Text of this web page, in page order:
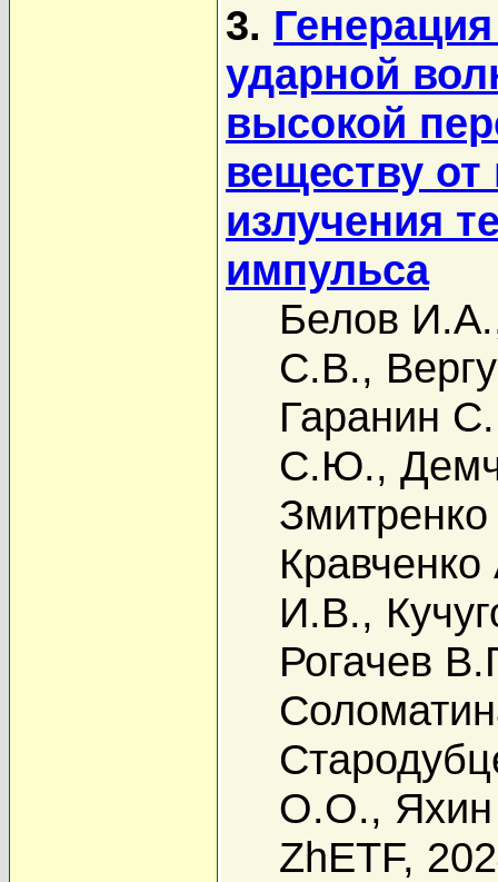
3.
ударной
высокой
веществу от
излучения
импульса
Белов И.А.
С.В.,
Гаранин
С.Ю.,
Кравченко
И.В.,
Рогачев
О.О.,
ZhETF,